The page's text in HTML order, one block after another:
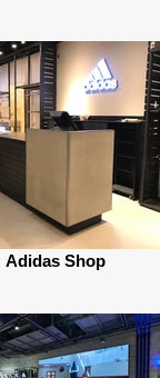
Adidas Shop